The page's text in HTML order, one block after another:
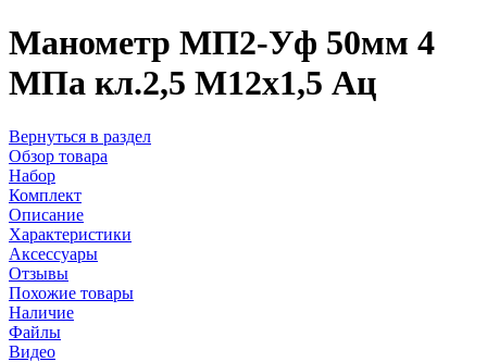
Манометр МП2-Уф 50мм 4
МПа кл.2,5 М12х1,5 Ац
Вернуться в раздел
Обзор товара
Набор
Комплект
Описание
Характеристики
Аксессуары
Отзывы
Похожие товары
Наличие
Файлы
Видео